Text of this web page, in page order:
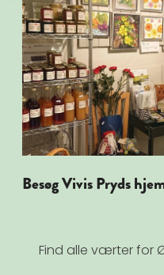
Besøg Vivis Pryds
Find alle værter for